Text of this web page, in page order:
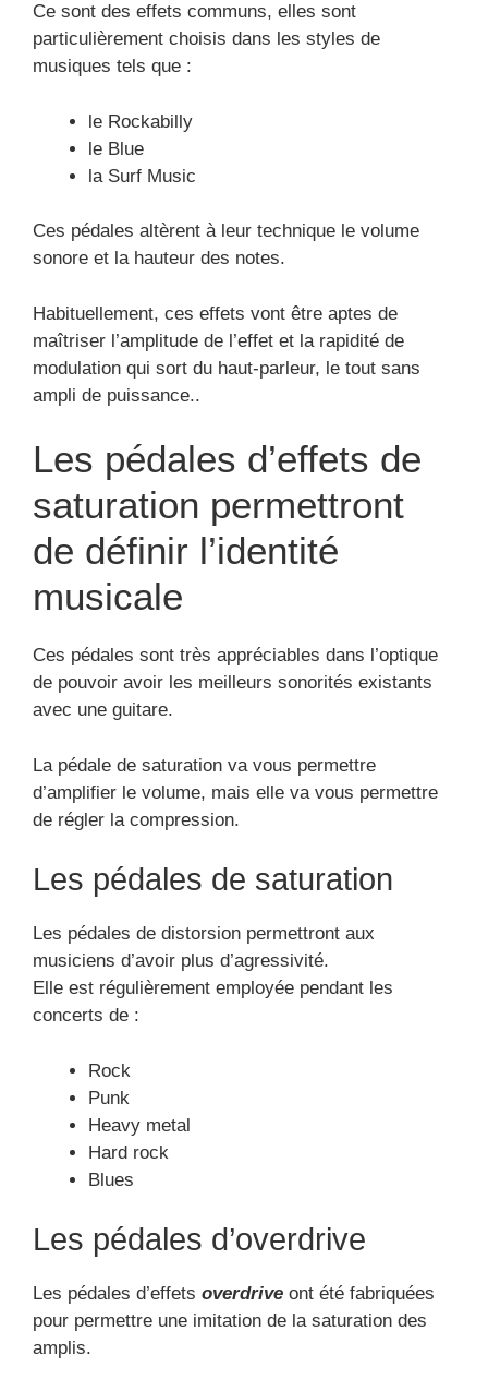
Ce sont des effets communs, elles sont
particulièrement choisis dans les styles de
musiques tels que :
le Rockabilly
le Blue
la Surf Music
Ces pédales altèrent à leur technique le volume
sonore et la hauteur des notes.
Habituellement, ces effets vont être aptes de
maîtriser l’amplitude de l’effet et la rapidité de
modulation qui sort du haut-parleur, le tout sans
ampli de puissance..
Les pédales d’effets de
saturation permettront
de définir l’identité
musicale
Ces pédales sont très appréciables dans l’optique
de pouvoir avoir les meilleurs sonorités existants
avec une guitare.
La pédale de saturation va vous permettre
d’amplifier le volume, mais elle va vous permettre
de régler la compression.
Les pédales de saturation
Les pédales de distorsion permettront aux
musiciens d’avoir plus d’agressivité.
Elle est régulièrement employée pendant les
concerts de :
Rock
Punk
Heavy metal
Hard rock
Blues
Les pédales d’overdrive
Les pédales d’effets overdrive ont été fabriquées
pour permettre une imitation de la saturation des
amplis.